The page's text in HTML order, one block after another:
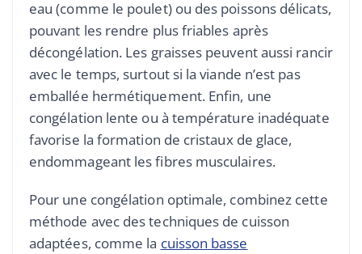
eau (comme le poulet) ou des poissons délicats,
pouvant les rendre plus friables après
décongélation. Les graisses peuvent aussi rancir
avec le temps, surtout si la viande n’est pas
emballée hermétiquement. Enfin, une
congélation lente ou à température inadéquate
favorise la formation de cristaux de glace,
endommageant les fibres musculaires.
Pour une congélation optimale, combinez cette
méthode avec des techniques de cuisson
adaptées, comme la cuisson basse